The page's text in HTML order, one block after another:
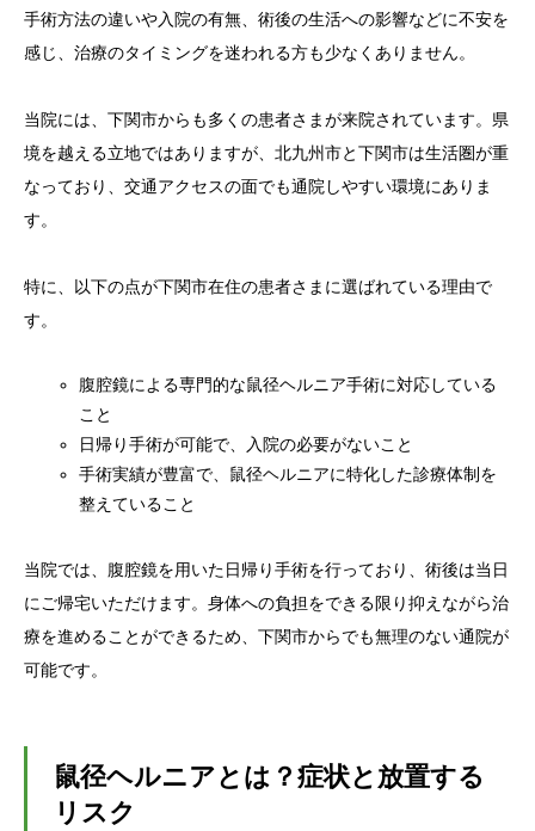
3.鼠径ヘルニアの治療法
4.1. 傷が小さく痛みが少ない腹腔鏡日帰り手
術
4.5.完全予約制で待ち時間を最小限に
5.下関市からのアクセスについて
6.2.手術
手術方法の違いや入院の有無、術後の生活への影響などに不安を
感じ、治療のタイミングを迷われる方も少なくありません。
当院には、下関市からも多くの患者さまが来院されています。県
境を越える立地ではありますが、北九州市と下関市は生活圏が重
なっており、交通アクセスの面でも通院しやすい環境にありま
す。
特に、以下の点が下関市在住の患者さまに選ばれている理由で
す。
腹腔鏡による専門的な鼠径ヘルニア手術に対応している
こと
日帰り手術が可能で、入院の必要がないこと
手術実績が豊富で、鼠径ヘルニアに特化した診療体制を
整えていること
当院では、腹腔鏡を用いた日帰り手術を行っており、術後は当日
にご帰宅いただけます。身体への負担をできる限り抑えながら治
療を進めることができるため、下関市からでも無理のない通院が
可能です。
鼠径ヘルニアとは？症状と放置する
リスク